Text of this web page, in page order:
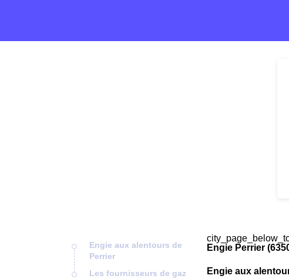
Engie aux alentours de
Perrier
Les fournisseurs de gaz
Engie Perrier
Engie aux